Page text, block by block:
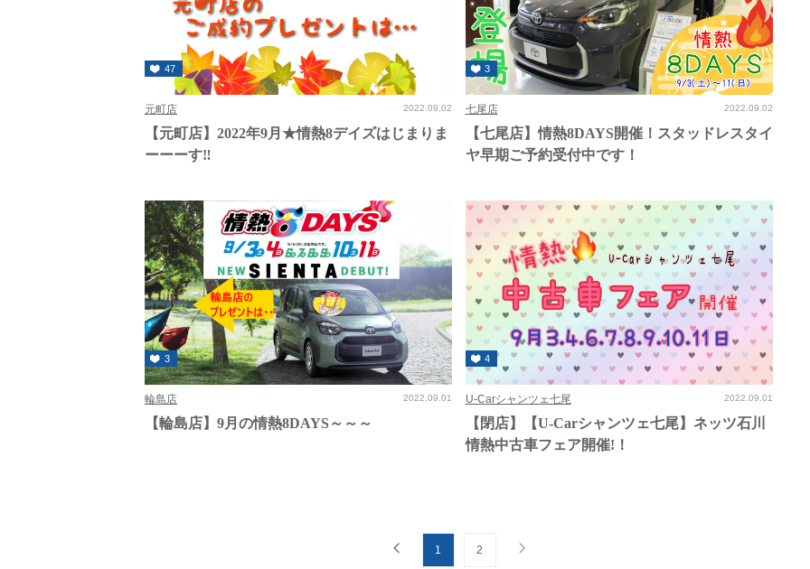
47
元町店 2022.09.02
【元町店】2022年9月★情熱8デイズはじまりま
ーーーす‼
3
七尾店 2022.09.02
【七尾店】情熱8DAYS開催！スタッドレスタイ
ヤ早期ご予約受付中です！
3
輪島店 2022.09.01
【輪島店】9月の情熱8DAYS～～～
4
U-Carシャンツェ七尾 2022.09.01
【閉店】【U-Carシャンツェ七尾】ネッツ石川
情熱中古車フェア開催!！
1 2